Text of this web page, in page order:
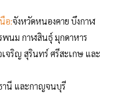
อ:จังหวัดหนองคาย บึงกาฬ
พนม กาฬสินธุ์ มุกดาหาร
เจริญ สุรินทร์ ศรีสะเกษ และ
านี และกาญจนบุรี